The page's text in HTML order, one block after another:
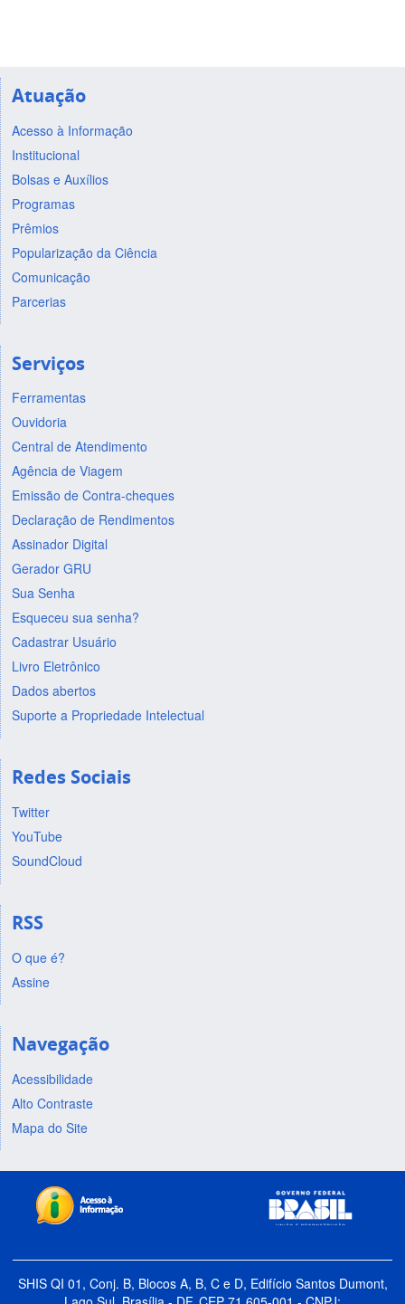
Atuação
Acesso à Informação
Institucional
Bolsas e Auxílios
Programas
Prêmios
Popularização da Ciência
Comunicação
Parcerias
Serviços
Ferramentas
Ouvidoria
Central de Atendimento
Agência de Viagem
Emissão de Contra-cheques
Declaração de Rendimentos
Assinador Digital
Gerador GRU
Sua Senha
Esqueceu sua senha?
Cadastrar Usuário
Livro Eletrônico
Dados abertos
Suporte a Propriedade Intelectual
Redes Sociais
Twitter
YouTube
SoundCloud
RSS
O que é?
Assine
Navegação
Acessibilidade
Alto Contraste
Mapa do Site
SHIS QI 01, Conj. B, Blocos A, B, C e D, Edifício Santos Dumont,